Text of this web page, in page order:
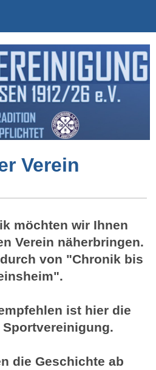
Verein
möchten wir Ihnen
Verein näherbringen.
von "Chronik bis
ist hier die
die Geschichte ab